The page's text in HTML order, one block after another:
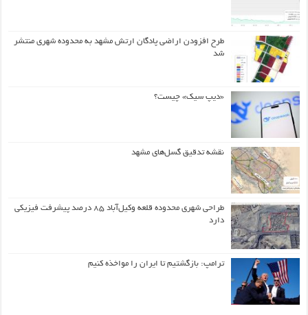
طرح افزودن اراضی پادگان ارتش مشهد به محدوده شهری منتشر
شد
«دیپ سیک» چیست؟
نقشه تدقیق گسل‌های مشهد
طراحی شهری محدوده قلعه وکیل‌آباد ۸۵ درصد پیشرفت فیزیکی
دارد
ترامپ: بازگشتیم تا ایران را مواخذه کنیم